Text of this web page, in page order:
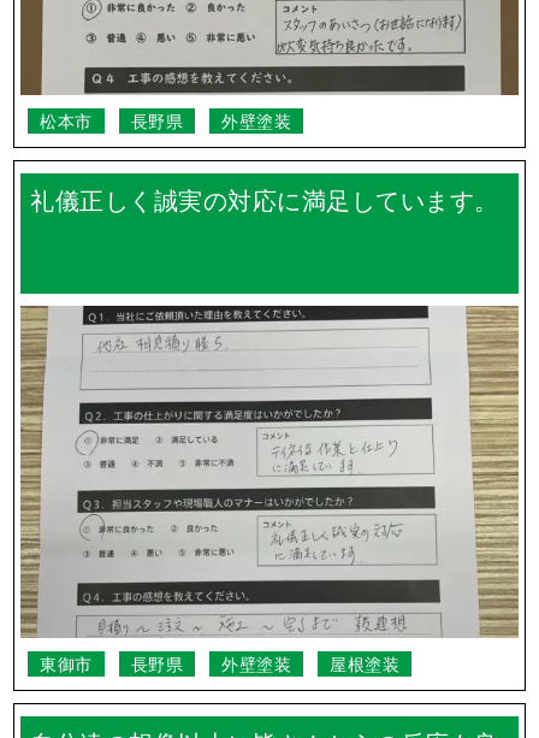
よくあるご質問
雨の日の作業はどうなりますか？
Q.工事中は家の車はどうすればいいの？
Q.何社か見積もりを取ったとき、各社面積が違うのはなぜ
ですか？
Q.実際の工事期間はどのくらいですか？
長野県のお客様の声
迅速に作業が進み大変助かりました。仕上
がりにも大変満足しております。